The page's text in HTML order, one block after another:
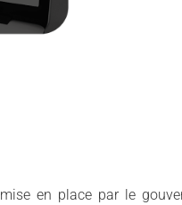
en place par le